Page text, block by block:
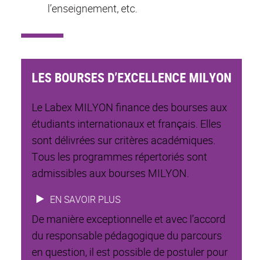
l’enseignement, etc.
LES BOURSES D’EXCELLENCE MILYON
Le Labex MILYON finance des bourses aux
étudiants internationaux et français. Elles
sont délivrées sur critères académiques.
Tous les programmes répertoriés sont
admissibles aux bourses MILYON.
EN SAVOIR PLUS
De manière exceptionnelle et avec l’accord
du responsable pédagogique du parcours
en question, il est possible de postuler pour